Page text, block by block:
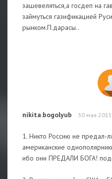
зашевеляться,а госдеп на
займуться газификацией
рынком.П.дарасы..
nikita.bogolyub 30 мая
1. Никто Россию не предал-
американские
ибо они ПРЕДАЛИ БОГА!